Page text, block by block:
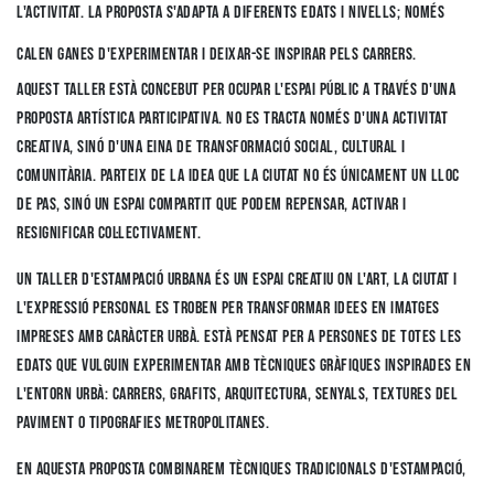
l'activitat. La proposta s'adapta a diferents edats i nivells; només
calen ganes d'experimentar i deixar-se inspirar pels carrers.
Aquest taller està concebut per ocupar l'espai públic a través d'una
proposta artística participativa. No es tracta només d'una activitat
creativa, sinó d'una eina de transformació social, cultural i
comunitària. Parteix de la idea que la ciutat no és únicament un lloc
de pas, sinó un espai compartit que podem repensar, activar i
resignificar col·lectivament.
Un taller d'estampació urbana és un espai creatiu on l'art, la ciutat i
l'expressió personal es troben per transformar idees en imatges
impreses amb caràcter urbà. Està pensat per a persones de totes les
edats que vulguin experimentar amb tècniques gràfiques inspirades en
l'entorn urbà: carrers, grafits, arquitectura, senyals, textures del
paviment o tipografies metropolitanes.
En aquesta proposta combinarem tècniques tradicionals d'estampació,